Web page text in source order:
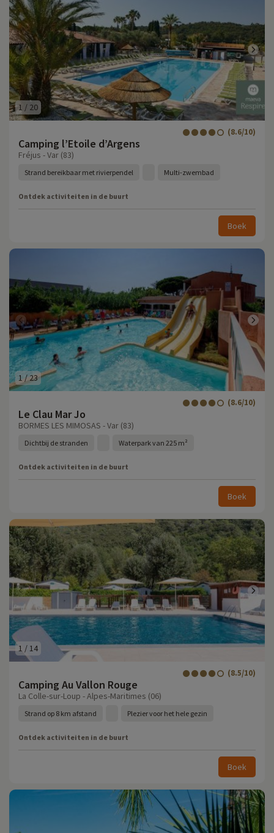
1 / 20
Camping l’Etoile d’Argens
(8.6/10)
Fréjus - Var (83)
Strand bereikbaar met rivierpendel Multi-zwembad
Ontdek activiteiten in de buurt
Boek
1/23
Le Clau Mar Jo
(8.6/10)
BORMES LES MIMOSAS - Var (83)
Dichtbij de stranden Waterpark van 225 m²
Ontdek activiteiten in de buurt
Boek
1 / 14
Camping Au Vallon Rouge
(8.5/10)
La Colle-sur-Loup - Alpes-Maritimes (06)
Strand op 8 km afstand Plezier voor het hele gezin
Ontdek activiteiten in de buurt
Boek